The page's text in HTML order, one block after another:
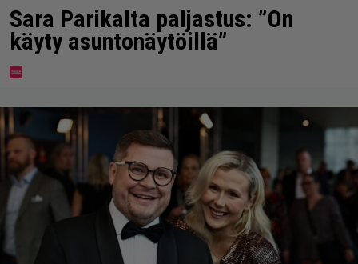
Sara Parikalta paljastus: ”On
käyty asuntonäytöillä”